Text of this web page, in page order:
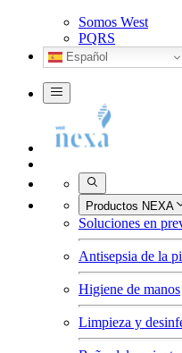
Somos West
PQRS
Español
Buscar
Productos NEXA
Soluciones en
Antisepsia de la
Higiene de manos
Limpieza y